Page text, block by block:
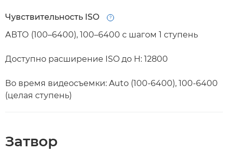
Чувствительность ISO
АВТО (100–6400), 100–6400 с шагом 1 ступень
Доступно расширение ISO до H: 12800
Во время видеосъемки: Auto (100-6400), 100-6400
(целая ступень)
Затвор